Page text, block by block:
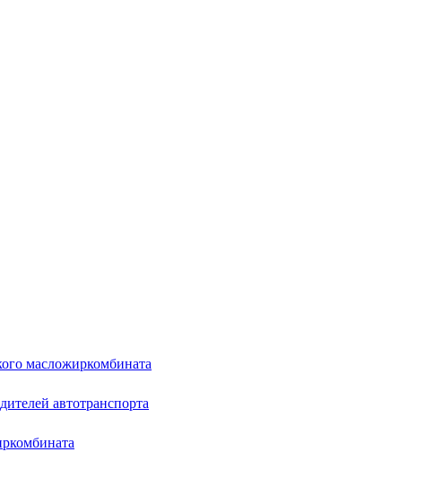
масложиркомбината
автотранспорта